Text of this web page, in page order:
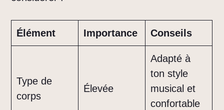
Élément Importance Conseils
Type de
corps
Élevée
Adapté à
ton style
musical et
confortable